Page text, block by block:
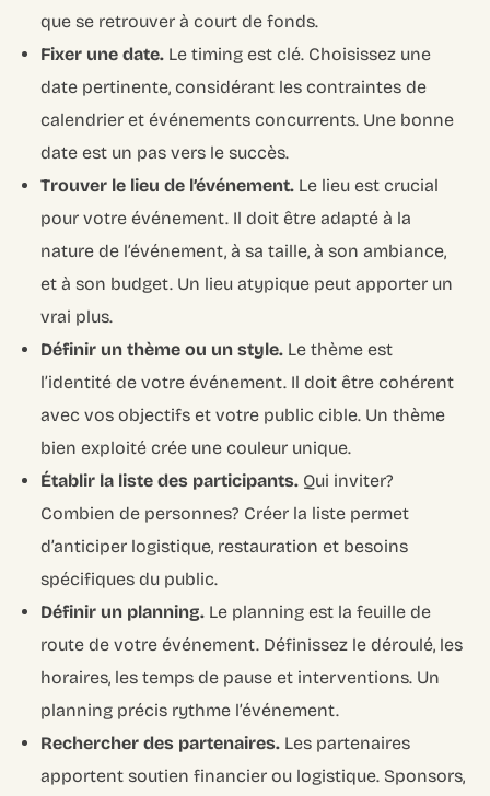
que se retrouver à court de fonds.
Fixer une date. Le timing est clé. Choisissez une
date pertinente, considérant les contraintes de
calendrier et événements concurrents. Une bonne
date est un pas vers le succès.
Trouver le lieu de l’événement. Le lieu est crucial
pour votre événement. Il doit être adapté à la
nature de l’événement, à sa taille, à son ambiance,
et à son budget. Un lieu atypique peut apporter un
vrai plus.
Définir un thème ou un style. Le thème est
l’identité de votre événement. Il doit être cohérent
avec vos objectifs et votre public cible. Un thème
bien exploité crée une couleur unique.
Établir la liste des participants. Qui inviter?
Combien de personnes? Créer la liste permet
d’anticiper logistique, restauration et besoins
spécifiques du public.
Définir un planning. Le planning est la feuille de
route de votre événement. Définissez le déroulé, les
horaires, les temps de pause et interventions. Un
planning précis rythme l’événement.
Rechercher des partenaires. Les partenaires
apportent soutien financier ou logistique. Sponsors,